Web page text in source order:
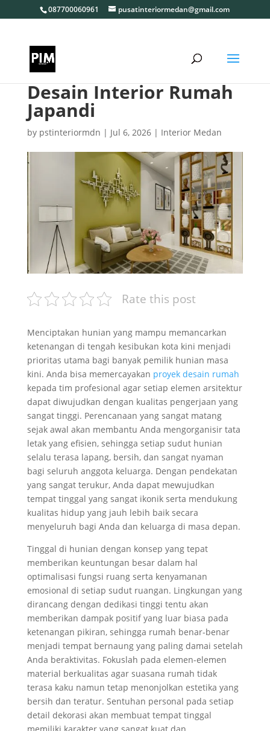
087700060961 pusatinteriormedan@gmail.com
Desain Interior Rumah
Japandi
by pstinteriormdn | Jul 6, 2026| Interior Medan
Rate this post
Menciptakan hunian yang mampu memancarkan
ketenangan di tengah kesibukan kota kini menjadi
prioritas utama bagi banyak pemilik hunian masa
kini. Anda bisa memercayakan proyek desain rumah
kepada tim profesional agar setiap elemen arsitektur
dapat diwujudkan dengan kualitas pengerjaan yang
sangat tinggi. Perencanaan yang sangat matang
sejak awal akan membantu Anda mengorganisir tata
letak yang efisien, sehingga setiap sudut hunian
selalu terasa lapang, bersih, dan sangat nyaman
bagi seluruh anggota keluarga. Dengan pendekatan
yang sangat terukur, Anda dapat mewujudkan
tempat tinggal yang sangat ikonik serta mendukung
kualitas hidup yang jauh lebih baik secara
menyeluruh bagi Anda dan keluarga di masa depan.
Tinggal di hunian dengan konsep yang tepat
memberikan keuntungan besar dalam hal
optimalisasi fungsi ruang serta kenyamanan
emosional di setiap sudut ruangan. Lingkungan yang
dirancang dengan dedikasi tinggi tentu akan
memberikan dampak positif yang luar biasa pada
ketenangan pikiran, sehingga rumah benar-benar
menjadi tempat bernaung yang paling damai setelah
Anda beraktivitas. Fokuslah pada elemen-elemen
material berkualitas agar suasana rumah tidak
terasa kaku namun tetap menonjolkan estetika yang
bersih dan teratur. Sentuhan personal pada setiap
detail dekorasi akan membuat tempat tinggal
memiliki karakter yang sangat kuat dan